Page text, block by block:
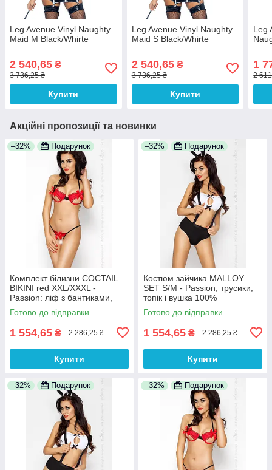
Leg Avenue Vinyl Naughty
Maid M Black/Whirte
2 540,65 ₴
3 736,25 ₴
Купити
Leg Avenue Vinyl Naughty
Maid S Black/Whirte
2 540,65₴
3 736,25 ₴
Купити
Leg
1
2
Акційні пропозиції та новинки
–32% Подарунок
Комплект білизни COCTAIL
BIKINI red XXL/XXXL -
Passion: ліф з бантиками,
стрінги-ниточки 100%
Анонімності
Готово до відправки
1 554,65 ₴ 2 286,25 ₴
Купити
–32% Подарунок
Костюм зайчика MALLOY
SET S/M - Passion, трусики,
топік і вушка 100%
Анонімності
Готово до відправки
1 554,65 ₴ 2 286,25 ₴
Купити
–32% Подарунок –32% Подарунок